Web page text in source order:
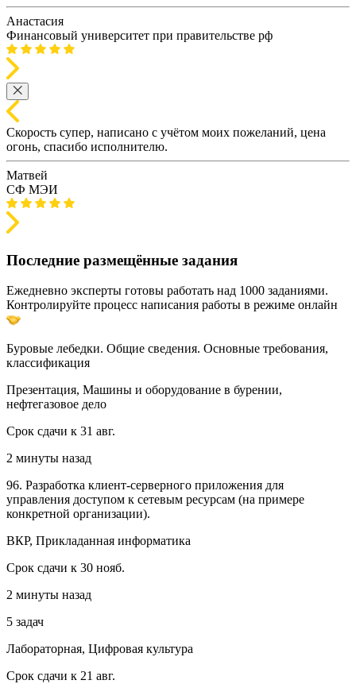
Анастасия
Финансовый университет при правительстве рф
Скорость супер, написано с учётом моих пожеланий, цена
огонь, спасибо исполнителю.
Матвей
СФ МЭИ
Последние размещённые задания
Ежедневно эксперты готовы работать над 1000 заданиями.
Контролируйте процесс написания работы в режиме онлайн
Буровые лебедки. Общие сведения. Основные требования,
классификация
Презентация, Машины и оборудование в бурении,
нефтегазовое дело
Срок сдачи к 31 авг.
2 минуты назад
96. Разработка клиент-серверного приложения для
управления доступом к сетевым ресурсам (на примере
конкретной организации).
ВКР, Прикладанная информатика
Срок сдачи к 30 нояб.
2 минуты назад
5 задач
Лабораторная, Цифровая культура
Срок сдачи к 21 авг.